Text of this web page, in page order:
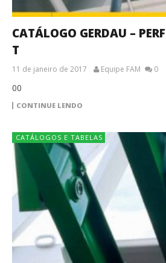
CATÁLOGO GERDAU –
T
11 de janeiro de 2017 Equipe FAM 0
00
CONTINUE LENDO
CATÁLOGOS E TABELAS